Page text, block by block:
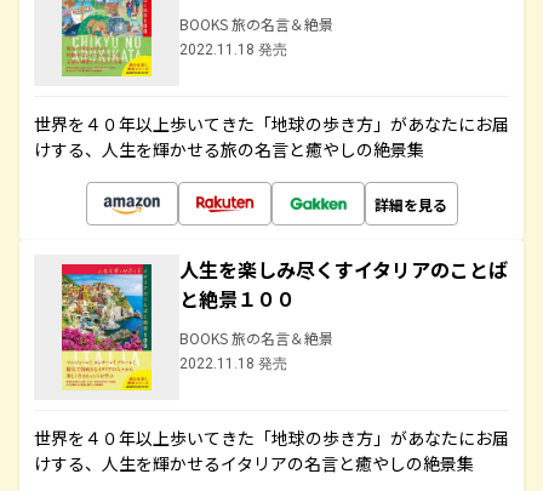
BOOKS 旅の名言＆絶景
2022.11.18 発売
世界を４０年以上歩いてきた「地球の歩き方」があなたにお届
けする、人生を輝かせる旅の名言と癒やしの絶景集
詳細を見る
人生を楽しみ尽くすイタリアのことば
と絶景１００
BOOKS 旅の名言＆絶景
2022.11.18 発売
世界を４０年以上歩いてきた「地球の歩き方」があなたにお届
けする、人生を輝かせるイタリアの名言と癒やしの絶景集